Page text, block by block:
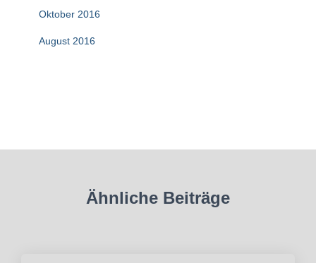
Oktober 2016
August 2016
Ähnliche Beiträge